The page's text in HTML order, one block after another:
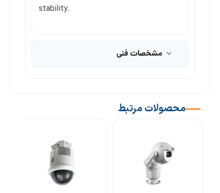
stability.
مشخصات فنی
محصولات مرتبط